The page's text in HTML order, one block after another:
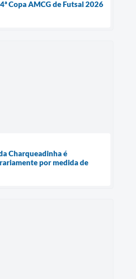
Copa AMCG de Futsal 2026
Charqueadinha é
por medida de